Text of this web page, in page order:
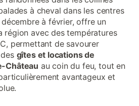
à cheval dans les centres
à février, offre un
région avec des températures
permettant de savourer
gîtes et locations de
Château au coin du feu, tout en
avantageux et